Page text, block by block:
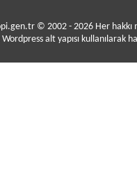
© 2002 - 2026 Her hakkı
alt yapısı kullanılarak